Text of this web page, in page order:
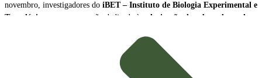
novembro, investigadores do iBET – Instituto de Biologia Experimental e
Tecnológica
, para uma sessão dedicada à
valorização de subprodutos da
A sessão contou com a participação de Naiara Fernández
e Líder da Plataforma Tecnológica do iBET, e de
João Baixinho